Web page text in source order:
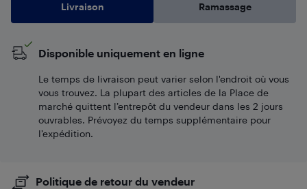
Livraison Ramassage
Disponible uniquement en ligne
Le temps de livraison peut varier selon l'endroit où vous
vous trouvez. La plupart des articles de la Place de
marché quittent l’entrepôt du vendeur dans les 2 jours
ouvrables. Prévoyez du temps supplémentaire pour
l’expédition.
Politique de retour du vendeur